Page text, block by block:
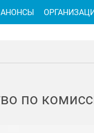
по
АНОНСЫ